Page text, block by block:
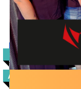
Block
AANBIEDINGEN